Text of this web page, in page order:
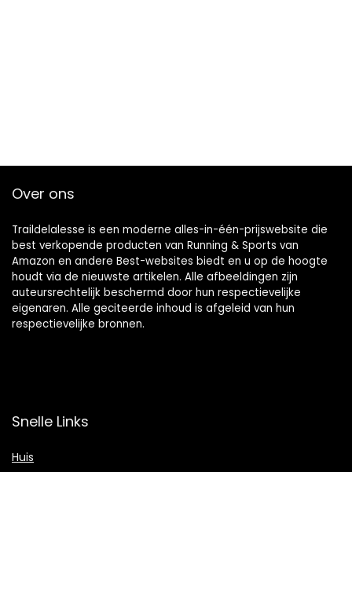
Over ons
Traildelalesse is een moderne alles-in-één-prijswebsite die
best verkopende producten van Running & Sports van
Amazon en andere Best-websites biedt en u op de hoogte
houdt via de nieuwste artikelen. Alle afbeeldingen zijn
auteursrechtelijk beschermd door hun respectievelijke
eigenaren. Alle geciteerde inhoud is afgeleid van hun
respectievelijke bronnen.
Snelle Links
Huis